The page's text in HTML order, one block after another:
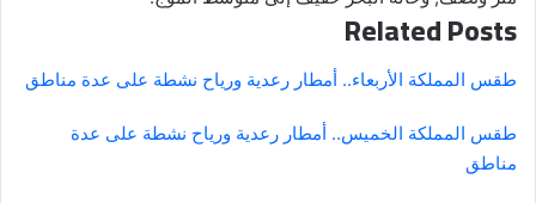
Related Posts
طقس المملكة الأربعاء.. أمطار رعدية ورياح نشطة على عدة مناطق
طقس المملكة الخميس.. أمطار رعدية ورياح نشطة على عدة
مناطق